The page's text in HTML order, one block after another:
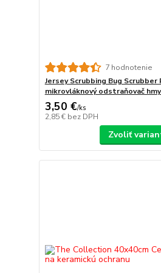
7 hodnotenie
Jersey Scrubbing Bug Scrubber
mikrovláknový odstraňovač
3,50 €/ks
2,85 € bez DPH
Zvoliť